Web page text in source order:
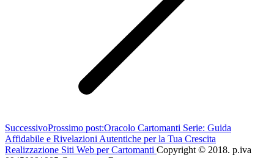
SuccessivoProssimo post:Oracolo Cartomanti Serie: Guida
Affidabile e Rivelazioni Autentiche per la Tua Crescita
Realizzazione Siti Web per Cartomanti Copyright © 2018. p.iva